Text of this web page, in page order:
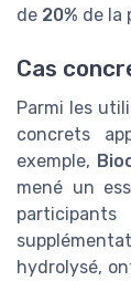
de 20% de la
Cas
Parmi les
concrets
exemple,
mené un
hydrolysé,